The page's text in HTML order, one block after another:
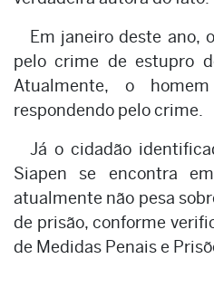
Em janeiro deste ano,
pelo crime de estupro
Atualmente, o
respondendo pelo crime.
Já o cidadão
Siapen se encontra
atualmente não pesa
de prisão, conforme
de Medidas Penais e